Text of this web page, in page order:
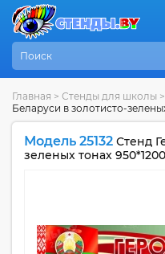
Главная > Стенды для школы >
Беларуси в золотисто-
Модель 25132 Стенд
зеленых тонах